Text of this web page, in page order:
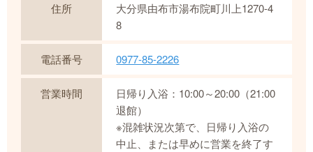
住所
大分県由布市湯布院町川上1270-4
8
電話番号 0977-85-2226
営業時間
日帰り入浴：10:00～20:00（21:00
退館）
※混雑状況次第で、日帰り入浴の
中止、または早めに営業を終了す